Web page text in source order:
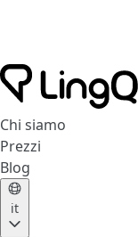
Chi siamo
Prezzi
Blog
it